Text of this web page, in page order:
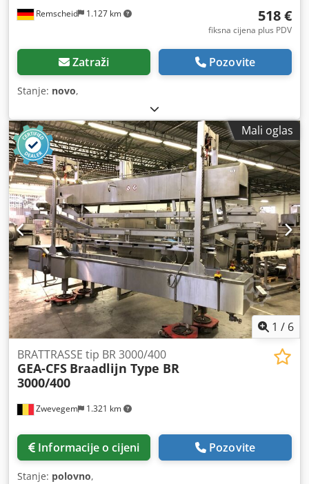
Remscheid 1.127 km 518 €
fiksna cijena plus PDV
Zatraži Pozovite
Stanje: novo,
Mali oglas
1 / 6
Zwevegem 1.321 km
BRATTRASSE tip BR 3000/400
GEA-CFS Braadlijn Type BR
3000/400
Informacije o cijeni Pozovite
Stanje: polovno,